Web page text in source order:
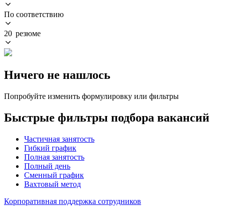
По соответствию
20 резюме
Ничего не нашлось
Попробуйте изменить формулировку или фильтры
Быстрые фильтры подбора вакансий
Частичная занятость
Гибкий график
Полная занятость
Полный день
Сменный график
Вахтовый метод
Корпоративная поддержка сотрудников